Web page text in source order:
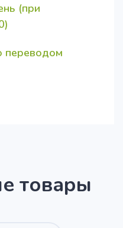
(при
переводом
товары